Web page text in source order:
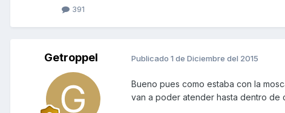
391
Getroppel Publicado 1 de Diciembre del 2015
Bueno pues como estaba con la
van a poder atender hasta dentro de